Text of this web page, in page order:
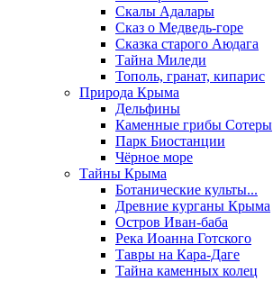
Скалы Адалары
Сказ о Медведь-горе
Сказка старого Аюдага
Тайна Миледи
Тополь, гранат, кипарис
Природа Крыма
Дельфины
Каменные грибы Сотеры
Парк Биостанции
Чёрное море
Тайны Крыма
Ботанические культы...
Древние курганы Крыма
Остров Иван-баба
Река Иоанна Готского
Тавры на Кара-Даге
Тайна каменных колец